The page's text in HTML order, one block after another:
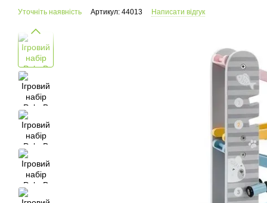
Уточніть наявність Артикул: 44013 Написати відгук